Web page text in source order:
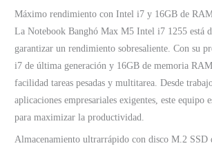
Máximo rendimiento con Intel i7 y 16GB de
La Notebook Banghó Max M5 Intel i7 1255 está
garantizar un rendimiento sobresaliente. Con su
i7 de última generación y 16GB de memoria
facilidad tareas pesadas y multitarea. Desde
aplicaciones empresariales exigentes, este equipo
para maximizar la productividad.
Almacenamiento ultrarrápido con disco M.2 SSD